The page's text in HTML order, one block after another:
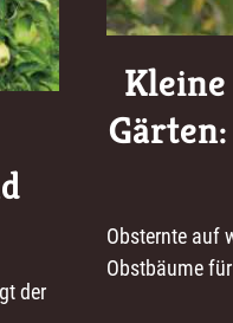
der
Obsternte auf
Obstbäume